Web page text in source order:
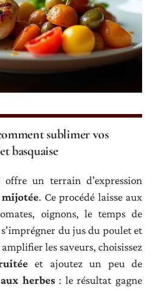
sublimer vos
basquaise
offre un terrain d’expression
. Ce procédé laisse aux
oignons, le temps de
du jus du poulet et
les saveurs, choisissez
et ajoutez un peu de
herbes: le résultat gagne